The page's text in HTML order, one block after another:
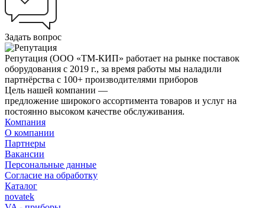
Задать вопрос
Репутация (ООО «ТМ-КИП» работает на рынке поставок
оборудования с 2019 г., за время работы мы наладили
партнёрства с 100+ производителями приборов
Цель нашей компании —
предложение широкого ассортимента товаров и услуг на
постоянно высоком качестве обслуживания.
Компания
О компании
Партнеры
Вакансии
Персональные данные
Согласие на обработку
Каталог
novatek